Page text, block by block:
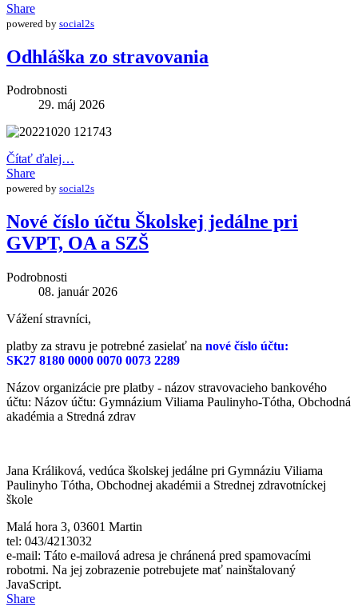
Share
powered by social2s
Odhláška zo stravovania
Podrobnosti
29. máj 2026
Čítať ďalej…
Share
powered by social2s
Nové číslo účtu Školskej jedálne pri
GVPT, OA a SZŠ
Podrobnosti
08. január 2026
Vážení stravníci,
platby za stravu je potrebné zasielať na nové číslo účtu:
SK27 8180 0000 0070 0073 2289
Názov organizácie pre platby - názov stravovacieho bankového
účtu: Názov účtu: Gymnázium Viliama Paulinyho-Tótha, Obchodná
akadémia a Stredná zdrav
Jana Králiková, vedúca školskej jedálne pri Gymnáziu Viliama
Paulinyho Tótha, Obchodnej akadémii a Strednej zdravotníckej
škole
Malá hora 3, 03601 Martin
tel: 043/4213032
e-mail: Táto e-mailová adresa je chránená pred spamovacími
robotmi. Na jej zobrazenie potrebujete mať nainštalovaný
JavaScript.
Share